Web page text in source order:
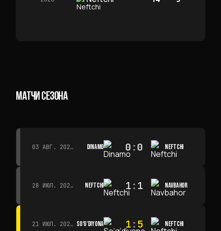
МАТЧИ СЕЗОНА
03 АВГ. 2026 Г. · 15:30 DINAMO 0:0 NEFTCHI
28 ИЮЛ. 2026 Г. · 15:00 NEFTCHI 1: 1 NAVBAHOR
21 ИЮЛ. 2026 Г. · 15:00 SO‘G‘DIYONA 1:5 NEFTCHI